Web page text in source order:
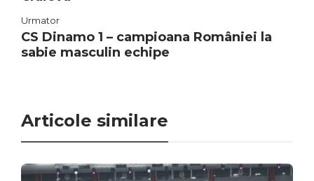
Urmator
CS Dinamo 1 – campioana României la
sabie masculin echipe
Articole similare